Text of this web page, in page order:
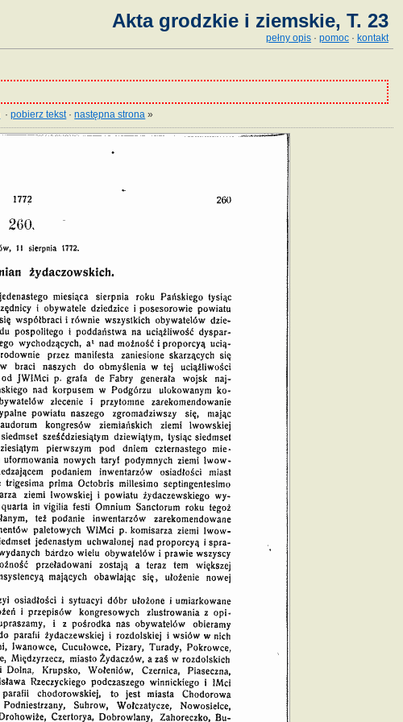
Akta grodzkie i ziemskie, T. 23
pełny opis · pomoc · kontakt
·pobierz tekst·następna strona »